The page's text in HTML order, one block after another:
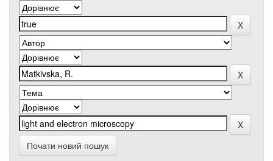
Почати новий пошук